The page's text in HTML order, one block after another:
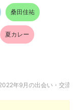
桑田佳祐
夏カレー
年9月の出会い・交流